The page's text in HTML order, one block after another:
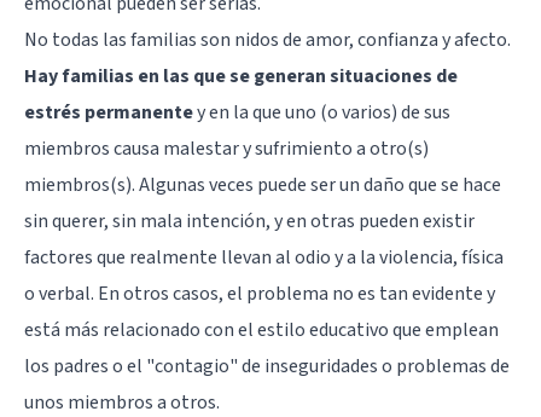
No todas las familias son nidos de amor, confianza y afecto.
Hay familias en las que se generan situaciones de
estrés permanentey en la que uno (o varios) de sus
miembros causa malestar y sufrimiento a otro(s)
miembros(s). Algunas veces puede ser un daño que se hace
sin querer, sin mala intención, y en otras pueden existir
factores que realmente llevan al odio y a la violencia, física
o verbal. En otros casos, el problema no es tan evidente y
está más relacionado con el estilo educativo que emplean
los padres o el "contagio" de inseguridades o problemas de
unos miembros a otros.